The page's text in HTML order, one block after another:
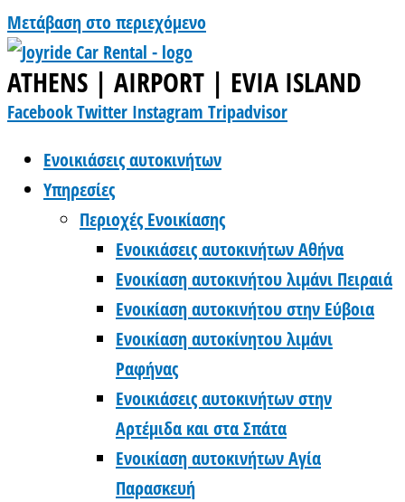
Μετάβαση στο περιεχόμενο
ATHENS | AIRPORT | EVIA ISLAND
FacebookTwitter Instagram Tripadvisor
Ενοικιάσεις αυτοκινήτων
Υπηρεσίες
Περιοχές Ενοικίασης
Ενοικιάσεις αυτοκινήτων Αθήνα
Ενοικίαση αυτοκινήτου λιμάνι Πειραιά
Ενοικίαση αυτοκινήτου στην Εύβοια
Ενοικίαση αυτοκίνητου λιμάνι
Ραφήνας
Ενοικιάσεις αυτοκινήτων στην
Αρτέμιδα και στα Σπάτα
Ενοικίαση αυτοκινήτων Αγία
Παρασκευή